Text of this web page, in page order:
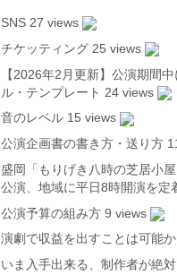
SNS 27 views
チケッティング 25 views
【2026年2月更新】公演期間
ル・テンプレート 24 views
音のレベル 15 views
公演企画書の書き方・送り方
盛岡「もりげき八時の芝居小
公演、地域に平日8時開演を定
公演予算の組み方 9 views
演劇で収益を出すことは可能か
いま入手出来る、制作者が絶